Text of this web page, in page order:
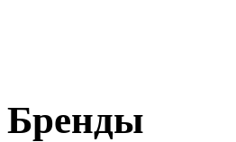
Бренды